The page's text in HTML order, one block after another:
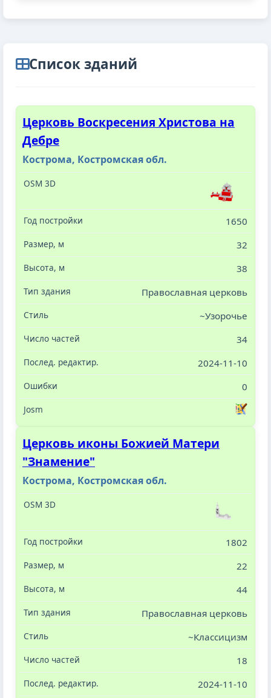
Cписок зданий
Церковь Воскресения Христова на
Дебре
Кострома, Костромская обл.
1650
32
38
Православная церковь
~Узорочье
34
2024-11-10
0
Церковь иконы Божией Матери
"Знамение"
Кострома, Костромская обл.
1802
22
44
Православная церковь
~Классицизм
18
2024-11-10